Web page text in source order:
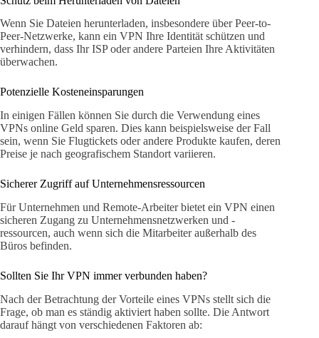
Wenn Sie Dateien herunterladen, insbesondere über Peer-to-
Peer-Netzwerke, kann ein VPN Ihre Identität schützen und
verhindern, dass Ihr ISP oder andere Parteien Ihre Aktivitäten
überwachen.
Potenzielle Kosteneinsparungen
In einigen Fällen können Sie durch die Verwendung eines
VPNs online Geld sparen. Dies kann beispielsweise der Fall
sein, wenn Sie Flugtickets oder andere Produkte kaufen, deren
Preise je nach geografischem Standort variieren.
Sicherer Zugriff auf Unternehmensressourcen
Für Unternehmen und Remote-Arbeiter bietet ein VPN einen
sicheren Zugang zu Unternehmensnetzwerken und -
ressourcen, auch wenn sich die Mitarbeiter außerhalb des
Büros befinden.
Sollten Sie Ihr VPN immer verbunden haben?
Nach der Betrachtung der Vorteile eines VPNs stellt sich die
Frage, ob man es ständig aktiviert haben sollte. Die Antwort
darauf hängt von verschiedenen Faktoren ab: